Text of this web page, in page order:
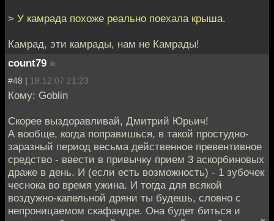
> У камрада похоже реально поехала крыша.
Камрад, эти камрады, нам не Камрады!
count79 »
#48 | 18.12.07 21:23
Кому: Goblin
Скорее выздоравливай, Дмитрий Юрьич!
А вообще, когда поправишься, в такой простудно-
заразный период весьма действенное превентивное
средство - ввести в привычку прием 3 аскорбиновых
драже в день. И (если есть возможность) - 1 зубочек
чеснока во время ужина. И тогда для всякой
воздужно-капельной дряни ты будешь, словно с
непроницаемом скафандре. Она будет биться и